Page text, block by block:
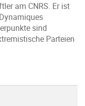
am CNRS. Er ist
sind
Parteien